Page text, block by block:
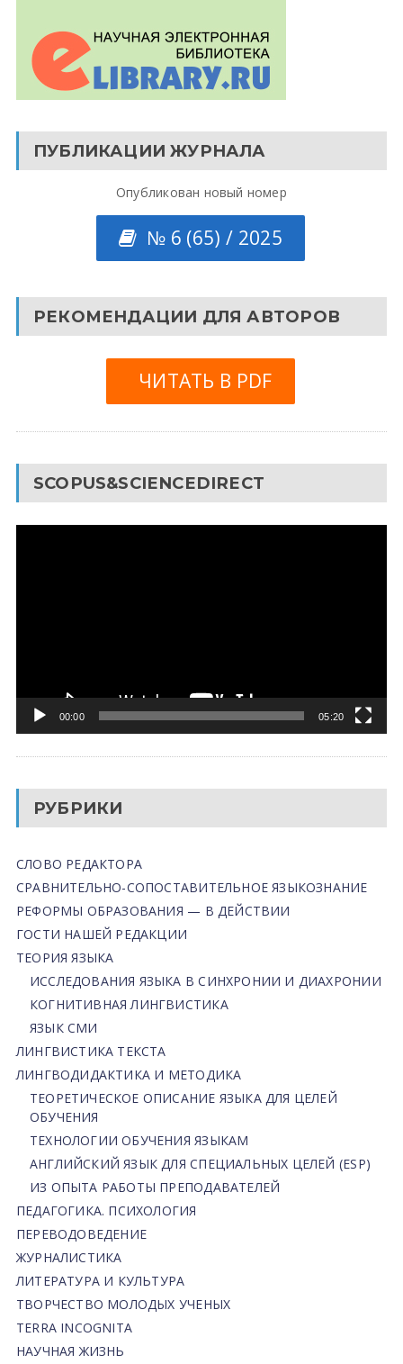
ПУБЛИКАЦИИ ЖУРНАЛА
Опубликован новый номер
№ 6 (65) / 2025
РЕКОМЕНДАЦИИ ДЛЯ АВТОРОВ
ЧИТАТЬ В PDF
SCOPUS&SCIENCEDIRECT
00:00 05:20
РУБРИКИ
СЛОВО РЕДАКТОРА
СРАВНИТЕЛЬНО-СОПОСТАВИТЕЛЬНОЕ ЯЗЫКОЗНАНИЕ
РЕФОРМЫ ОБРАЗОВАНИЯ — В ДЕЙСТВИИ
ГОСТИ НАШЕЙ РЕДАКЦИИ
ТЕОРИЯ ЯЗЫКА
ИССЛЕДОВАНИЯ ЯЗЫКА В СИНХРОНИИ И ДИАХРОНИИ
КОГНИТИВНАЯ ЛИНГВИСТИКА
ЯЗЫК СМИ
ЛИНГВИСТИКА ТЕКСТА
ЛИНГВОДИДАКТИКА И МЕТОДИКА
ТЕОРЕТИЧЕСКОЕ ОПИСАНИЕ ЯЗЫКА ДЛЯ ЦЕЛЕЙ
ОБУЧЕНИЯ
ТЕХНОЛОГИИ ОБУЧЕНИЯ ЯЗЫКАМ
АНГЛИЙСКИЙ ЯЗЫК ДЛЯ СПЕЦИАЛЬНЫХ ЦЕЛЕЙ (ESP)
ИЗ ОПЫТА РАБОТЫ ПРЕПОДАВАТЕЛЕЙ
ПЕДАГОГИКА. ПСИХОЛОГИЯ
ПЕРЕВОДОВЕДЕНИЕ
ЖУРНАЛИСТИКА
ЛИТЕРАТУРА И КУЛЬТУРА
ТВОРЧЕСТВО МОЛОДЫХ УЧЕНЫХ
TERRA INCOGNITA
НАУЧНАЯ ЖИЗНЬ